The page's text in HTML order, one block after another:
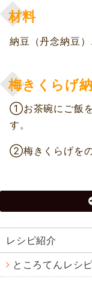
材料
納豆（丹念納豆
梅きくらげ
①お茶碗にご飯を
す。
②梅きくらげをの
レシピ紹介
ところてんレシピ